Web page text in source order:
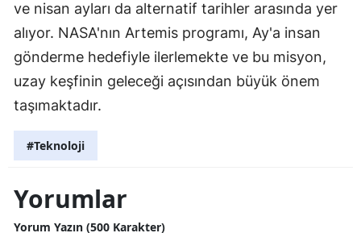
ve nisan ayları da alternatif tarihler arasında yer
alıyor. NASA'nın Artemis programı, Ay'a insan
gönderme hedefiyle ilerlemekte ve bu misyon,
uzay keşfinin geleceği açısından büyük önem
taşımaktadır.
#Teknoloji
Yorumlar
Yorum Yazın (500 Karakter)